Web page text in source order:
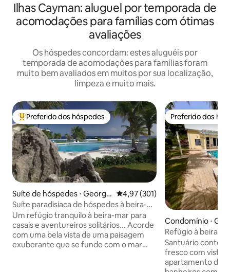
Ilhas Cayman: aluguel por temporada de
acomodações para famílias com ótimas
avaliações
Os hóspedes concordam: estes aluguéis por
temporada de acomodações para famílias foram
muito bem avaliados em muitos por sua localização,
limpeza e muito mais.
Entre os melhores preferidos dos hóspedes
Preferido dos hóspedes
Suíte de hóspedes ⋅ George
Town
4,97 de uma avaliação média de
4,97 (301)
Suíte paradisíaca de hóspedes à beira-
mar
Um refúgio tranquilo à beira-mar para
casais e aventureiros solitários... Acorde
com uma bela vista de uma paisagem
exuberante que se funde com o mar
Preferido dos
Preferido dos
Condomínio ⋅
ur
Refúgio à beira-
+ Varanda
Santuário
fresco com vista
apartamento de